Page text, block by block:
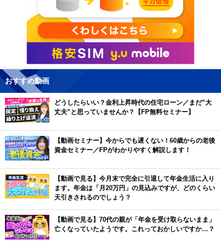
おすすめ動画
どうしたらいい？金利上昇時代の住宅ローン／まだ”大
丈夫”と思っていませんか？【FP無料セミナー】
【動画セミナー】今からでも遅くない！60歳からの老後
資金セミナー／FPがわかりやすく解説します！
【動画で見る】今月末で完全に引退して年金生活に入り
ます。年金は「月20万円」の見込みですが、どのくらい
天引きされるのでしょう？
【動画で見る】70代の親が「年金を受け取らないまま」
亡くなっていたようです。これっておかしいですか…？